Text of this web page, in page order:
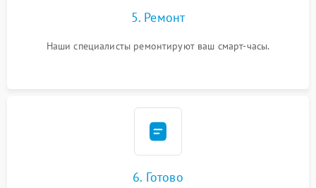
5. Ремонт
Наши специалисты ремонтируют ваш смарт-часы.
6. Готово